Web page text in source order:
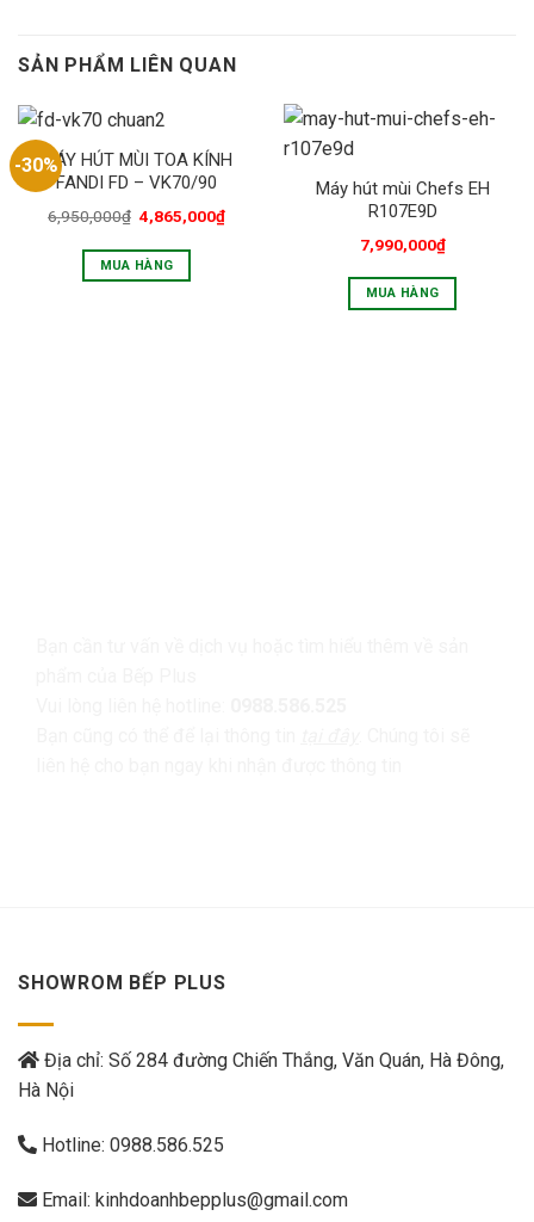
SẢN PHẨM LIÊN QUAN
-30%MÁY HÚT MÙI TOA KÍNH
FANDI FD – VK70/90
6,950,000₫ 4,865,000₫
MUA HÀNG
Máy hút mùi Chefs EH
R107E9D
7,990,000₫
MUA HÀNG
SHOWROM BẾP PLUS
Địa chỉ: Số 284 đường Chiến Thắng, Văn Quán, Hà Đông,
Hà Nội
Hotline: 0988.586.525
Email: kinhdoanhbepplus@gmail.com